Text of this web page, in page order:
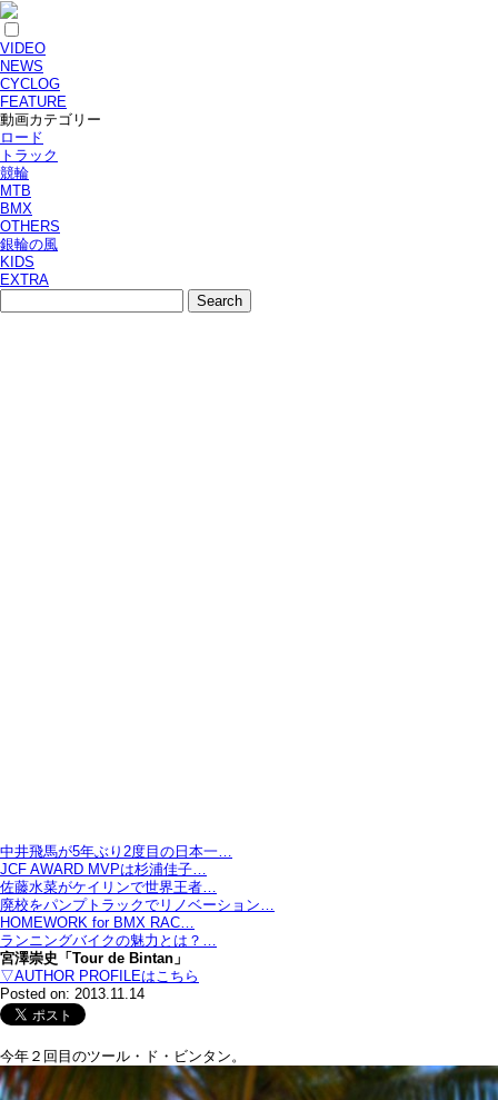
VIDEO
NEWS
CYCLOG
FEATURE
動画カテゴリー
ロード
トラック
競輪
MTB
BMX
OTHERS
銀輪の風
KIDS
EXTRA
中井飛馬が5年ぶり2度目の日本一…
JCF AWARD MVPは杉浦佳子…
佐藤水菜がケイリンで世界王者…
廃校をパンプトラックでリノベーション…
HOMEWORK for BMX RAC…
ランニングバイクの魅力とは？…
宮澤崇史「Tour de Bintan」
▽AUTHOR PROFILEはこちら
Posted on: 2013.11.14
今年２回目のツール・ド・ビンタン。